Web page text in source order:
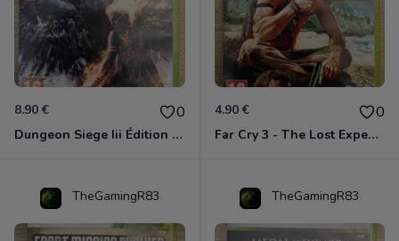
8.90 € 0
Dungeon Siege Iii Édition Limitée - Vf Intégrale Xbox 360
4.90 € 0
Far Cry 3 - The Lost Expeditions - Edition Spéciale Xbox 360
TheGamingR83 TheGamingR83